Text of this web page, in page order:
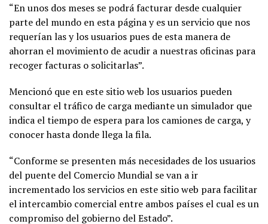
“En unos dos meses se podrá facturar desde cualquier
parte del mundo en esta página y es un servicio que nos
requerían las y los usuarios pues de esta manera de
ahorran el movimiento de acudir a nuestras oficinas para
recoger facturas o solicitarlas”.
Mencionó que en este sitio web los usuarios pueden
consultar el tráfico de carga mediante un simulador que
indica el tiempo de espera para los camiones de carga, y
conocer hasta donde llega la fila.
“Conforme se presenten más necesidades de los usuarios
del puente del Comercio Mundial se van a ir
incrementado los servicios en este sitio web para facilitar
el intercambio comercial entre ambos países el cual es un
compromiso del gobierno del Estado”.